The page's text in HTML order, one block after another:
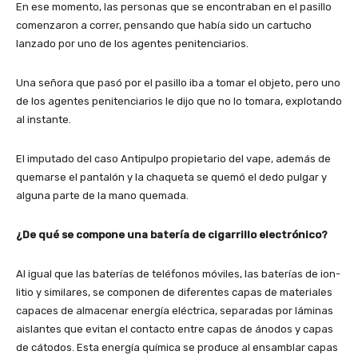
En ese momento, las personas que se encontraban en el pasillo
comenzaron a correr, pensando que había sido un cartucho
lanzado por uno de los agentes penitenciarios.
Una señora que pasó por el pasillo iba a tomar el objeto, pero uno
de los agentes penitenciarios le dijo que no lo tomara, explotando
al instante.
El imputado del caso Antipulpo propietario del vape, además de
quemarse el pantalón y la chaqueta se quemó el dedo pulgar y
alguna parte de la mano quemada.
¿De qué se compone una batería de cigarrillo electrónico?
Al igual que las baterías de teléfonos móviles, las baterías de ion-
litio y similares, se componen de diferentes capas de materiales
capaces de almacenar energía eléctrica, separadas por láminas
aislantes que evitan el contacto entre capas de ánodos y capas
de cátodos. Esta energía química se produce al ensamblar capas